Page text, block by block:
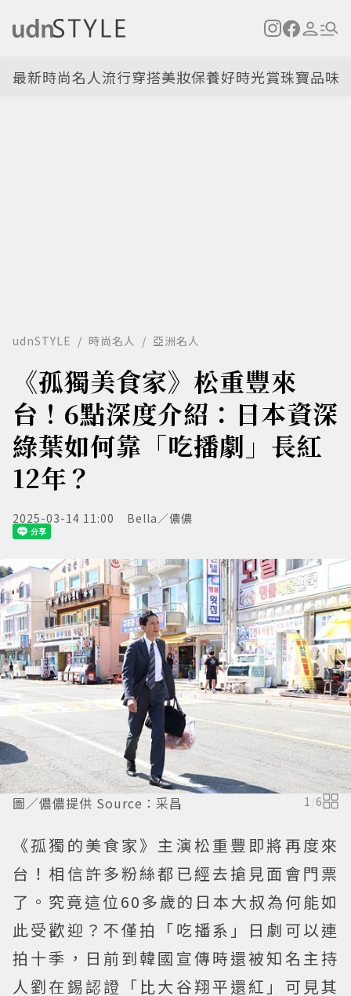
最新時尚名人流行穿搭美妝保養好時光賞珠寶品味
udnSTYLE 時尚名人 亞洲名人
《孤獨美食家》松重豐來
台！6點深度介紹：日本資深
綠葉如何靠「吃播劇」長紅
12年？
2025-03-14 11:00 Bella／儂儂
圖／儂儂提供 Source：采昌 1 /6
《孤獨的美食家》主演松重豐即將再度來
台！相信許多粉絲都已經去搶見面會門票
了。究竟這位60多歲的日本大叔為何能如
此受歡迎？不僅拍「吃播系」日劇可以連
拍十季，日前到韓國宣傳時還被知名主持
人劉在錫認證「比大谷翔平還紅」可見其